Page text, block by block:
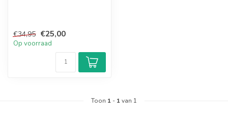
€34,95 €25,00
Op voorraad
Toon 1 - 1van 1